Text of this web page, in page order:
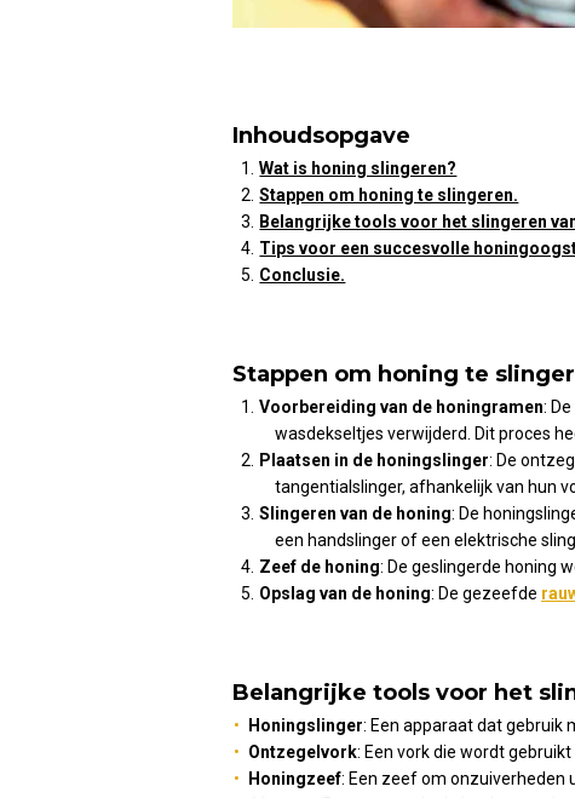
Inhoudsopgave
Wat is honing slingeren?
Stappen om honing te slingeren.
Belangrijke tools voor het slingeren
Tips voor een succesvolle
Conclusie.
Stappen om honing te
Voorbereiding van de honingramen:
wasdekseltjes verwijderd. Dit proces
Plaatsen in de honingslinger: De
tangentialslinger, afhankelijk van hun
Slingeren van de honing: De
een handslinger of een elektrische
Zeef de honing: De geslingerde honing
Opslag van de honing: De gezeefde
Belangrijke tools voor het
Honingslinger: Een apparaat dat gebruik
Ontzegelvork: Een vork die wordt
Honingzeef: Een zeef om onzuiverheden